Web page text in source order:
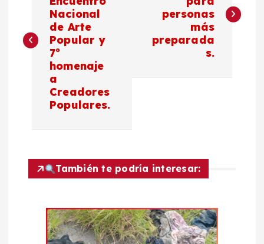
e
Nacional
de Arte
Popular y
7º
homenaje
a
Creadores
Populares.
personas
más
preparada
s.
También te podría interesar: